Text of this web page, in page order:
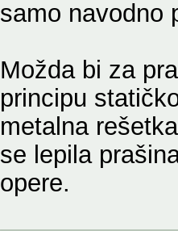
samo navodno
Možda bi za
principu
metalna
se lepila
opere.